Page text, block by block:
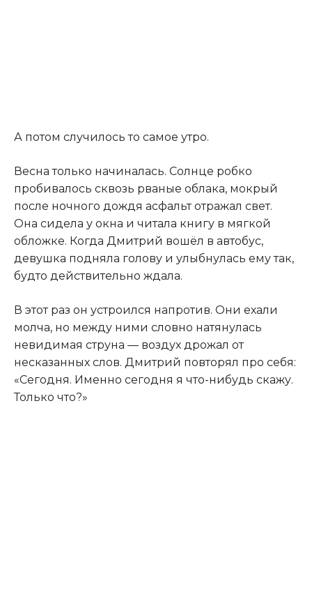
А потом случилось то самое утро.
Весна только начиналась. Солнце робко
пробивалось сквозь рваные облака, мокрый
после ночного дождя асфальт отражал свет.
Она сидела у окна и читала книгу в мягкой
обложке. Когда Дмитрий вошёл в автобус,
девушка подняла голову и улыбнулась ему так,
будто действительно ждала.
В этот раз он устроился напротив. Они ехали
молча, но между ними словно натянулась
невидимая струна — воздух дрожал от
несказанных слов. Дмитрий повторял про себя:
«Сегодня. Именно сегодня я что-нибудь скажу.
Только что?»